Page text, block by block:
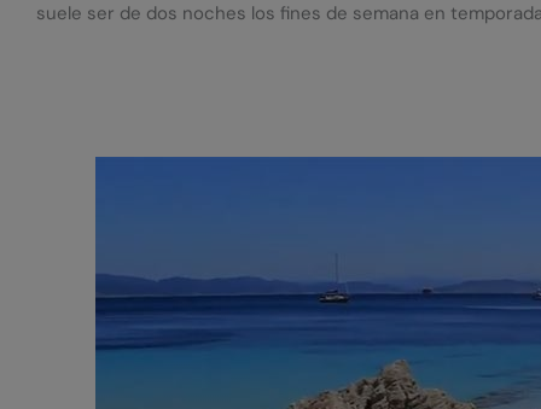
suele ser de dos noches los fines de semana en